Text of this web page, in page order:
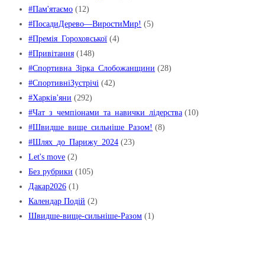
#Пам'ятаємо (12)
#ПосадиДерево—ВиростиМир! (5)
#Премія_Гороховської (4)
#Привітання (148)
#Спортивна_Зірка_Слобожанщини (28)
#СпортивніЗустрічі (42)
#Харків'яни (292)
#Чат_з_чемпіонами_та_навички_лідерства (10)
#Швидше_вище_сильніше_Pазом! (8)
#Шлях_до_Парижу_2024 (23)
Let's move (2)
Без рубрики (105)
Дакар2026 (1)
Календар Подій (2)
Швидше-вище-сильніше-Разом (1)